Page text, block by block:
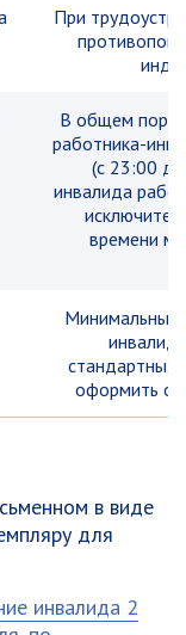
При
В общем
работника-
(с 23:00
инвалида
времени
Минимальный
стандартных
оформить
в виде
для
инвалида 2